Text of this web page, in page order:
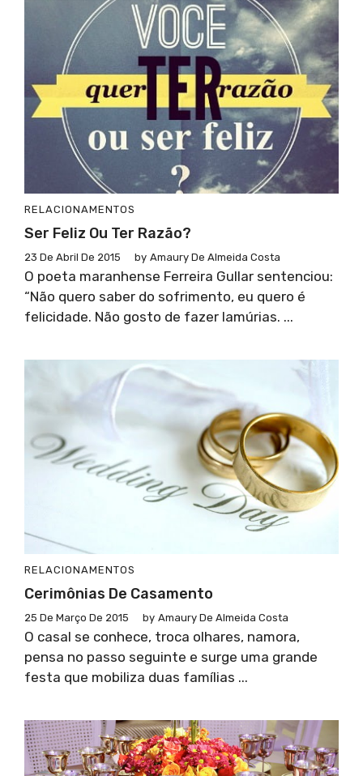
RELACIONAMENTOS
Ser Feliz Ou Ter Razão?
23 De Abril De 2015 by Amaury De Almeida Costa
O poeta maranhense Ferreira Gullar sentenciou:
“Não quero saber do sofrimento, eu quero é
felicidade. Não gosto de fazer lamúrias. ...
RELACIONAMENTOS
Cerimônias De Casamento
25 De Março De 2015 by Amaury De Almeida Costa
O casal se conhece, troca olhares, namora,
pensa no passo seguinte e surge uma grande
festa que mobiliza duas famílias ...